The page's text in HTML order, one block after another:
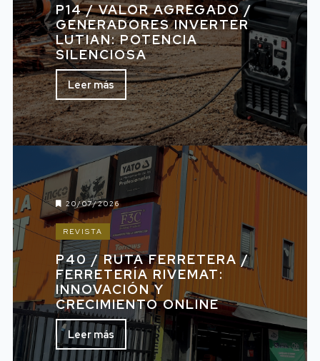
P14 / VALOR AGREGADO /
GENERADORES INVERTER
LUTIAN: POTENCIA
SILENCIOSA
Leer más
20/07/2026
REVISTA
P40 / RUTA FERRETERA /
FERRETERÍA RIVEMAT:
INNOVACIÓN Y
CRECIMIENTO ONLINE
Leer más